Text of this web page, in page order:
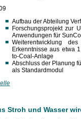
Aufbau der Abteilung
Forschungsprojekt zur
Anwendungen für
Weiterentwicklung
Erkenntnisse aus etwa
to-Coal-Anlage
Abschluss der Planung
als Standardmodul
Stroh und Wasser